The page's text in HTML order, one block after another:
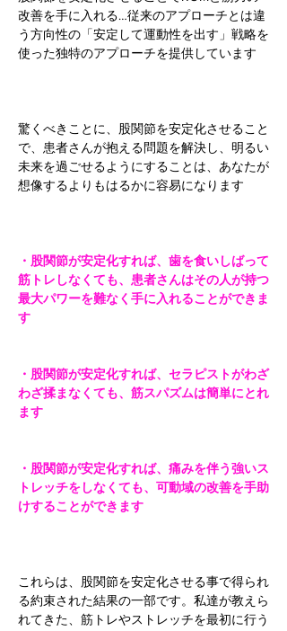
改善を手に入れる…従来のアプローチとは違
う方向性の「安定して運動性を出す」戦略を
使った独特のアプローチを提供しています
驚くべきことに、股関節を安定化させること
で、患者さんが抱える問題を解決し、明るい
未来を過ごせるようにすることは、あなたが
想像するよりもはるかに容易になります
・股関節が安定化すれば、歯を食いしばって
筋トレしなくても、患者さんはその人が持つ
最大パワーを難なく手に入れることができま
す
・股関節が安定化すれば、セラピストがわざ
わざ揉まなくても、筋スパズムは簡単にとれ
ます
・股関節が安定化すれば、痛みを伴う強いス
トレッチをしなくても、可動域の改善を手助
けすることができます
これらは、股関節を安定化させる事で得られ
る約束された結果の一部です。私達が教えら
れてきた、筋トレやストレッチを最初に行う